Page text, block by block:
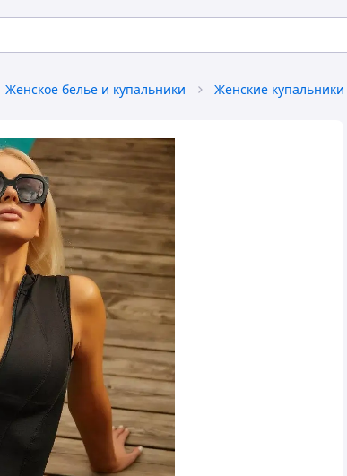
Женское белье и купальники Женские купальники